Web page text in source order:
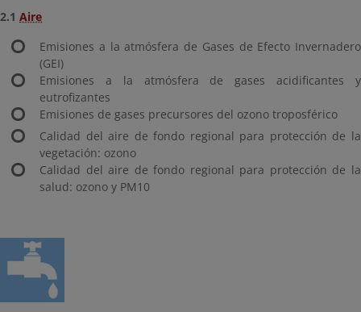
2.1 Aire
Emisiones a la atmósfera de Gases de Efecto Invernadero
(GEI)
Emisiones a la atmósfera de gases acidificantes y
eutrofizantes
Emisiones de gases precursores del ozono troposférico
Calidad del aire de fondo regional para protección de la
vegetación: ozono
Calidad del aire de fondo regional para protección de la
salud: ozono y PM10